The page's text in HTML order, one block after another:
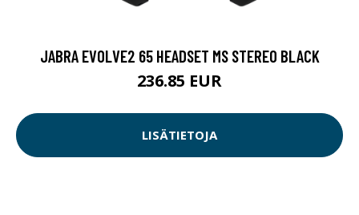
JABRA EVOLVE2 65 HEADSET MS STEREO BLACK
236.85 EUR
LISÄTIETOJA